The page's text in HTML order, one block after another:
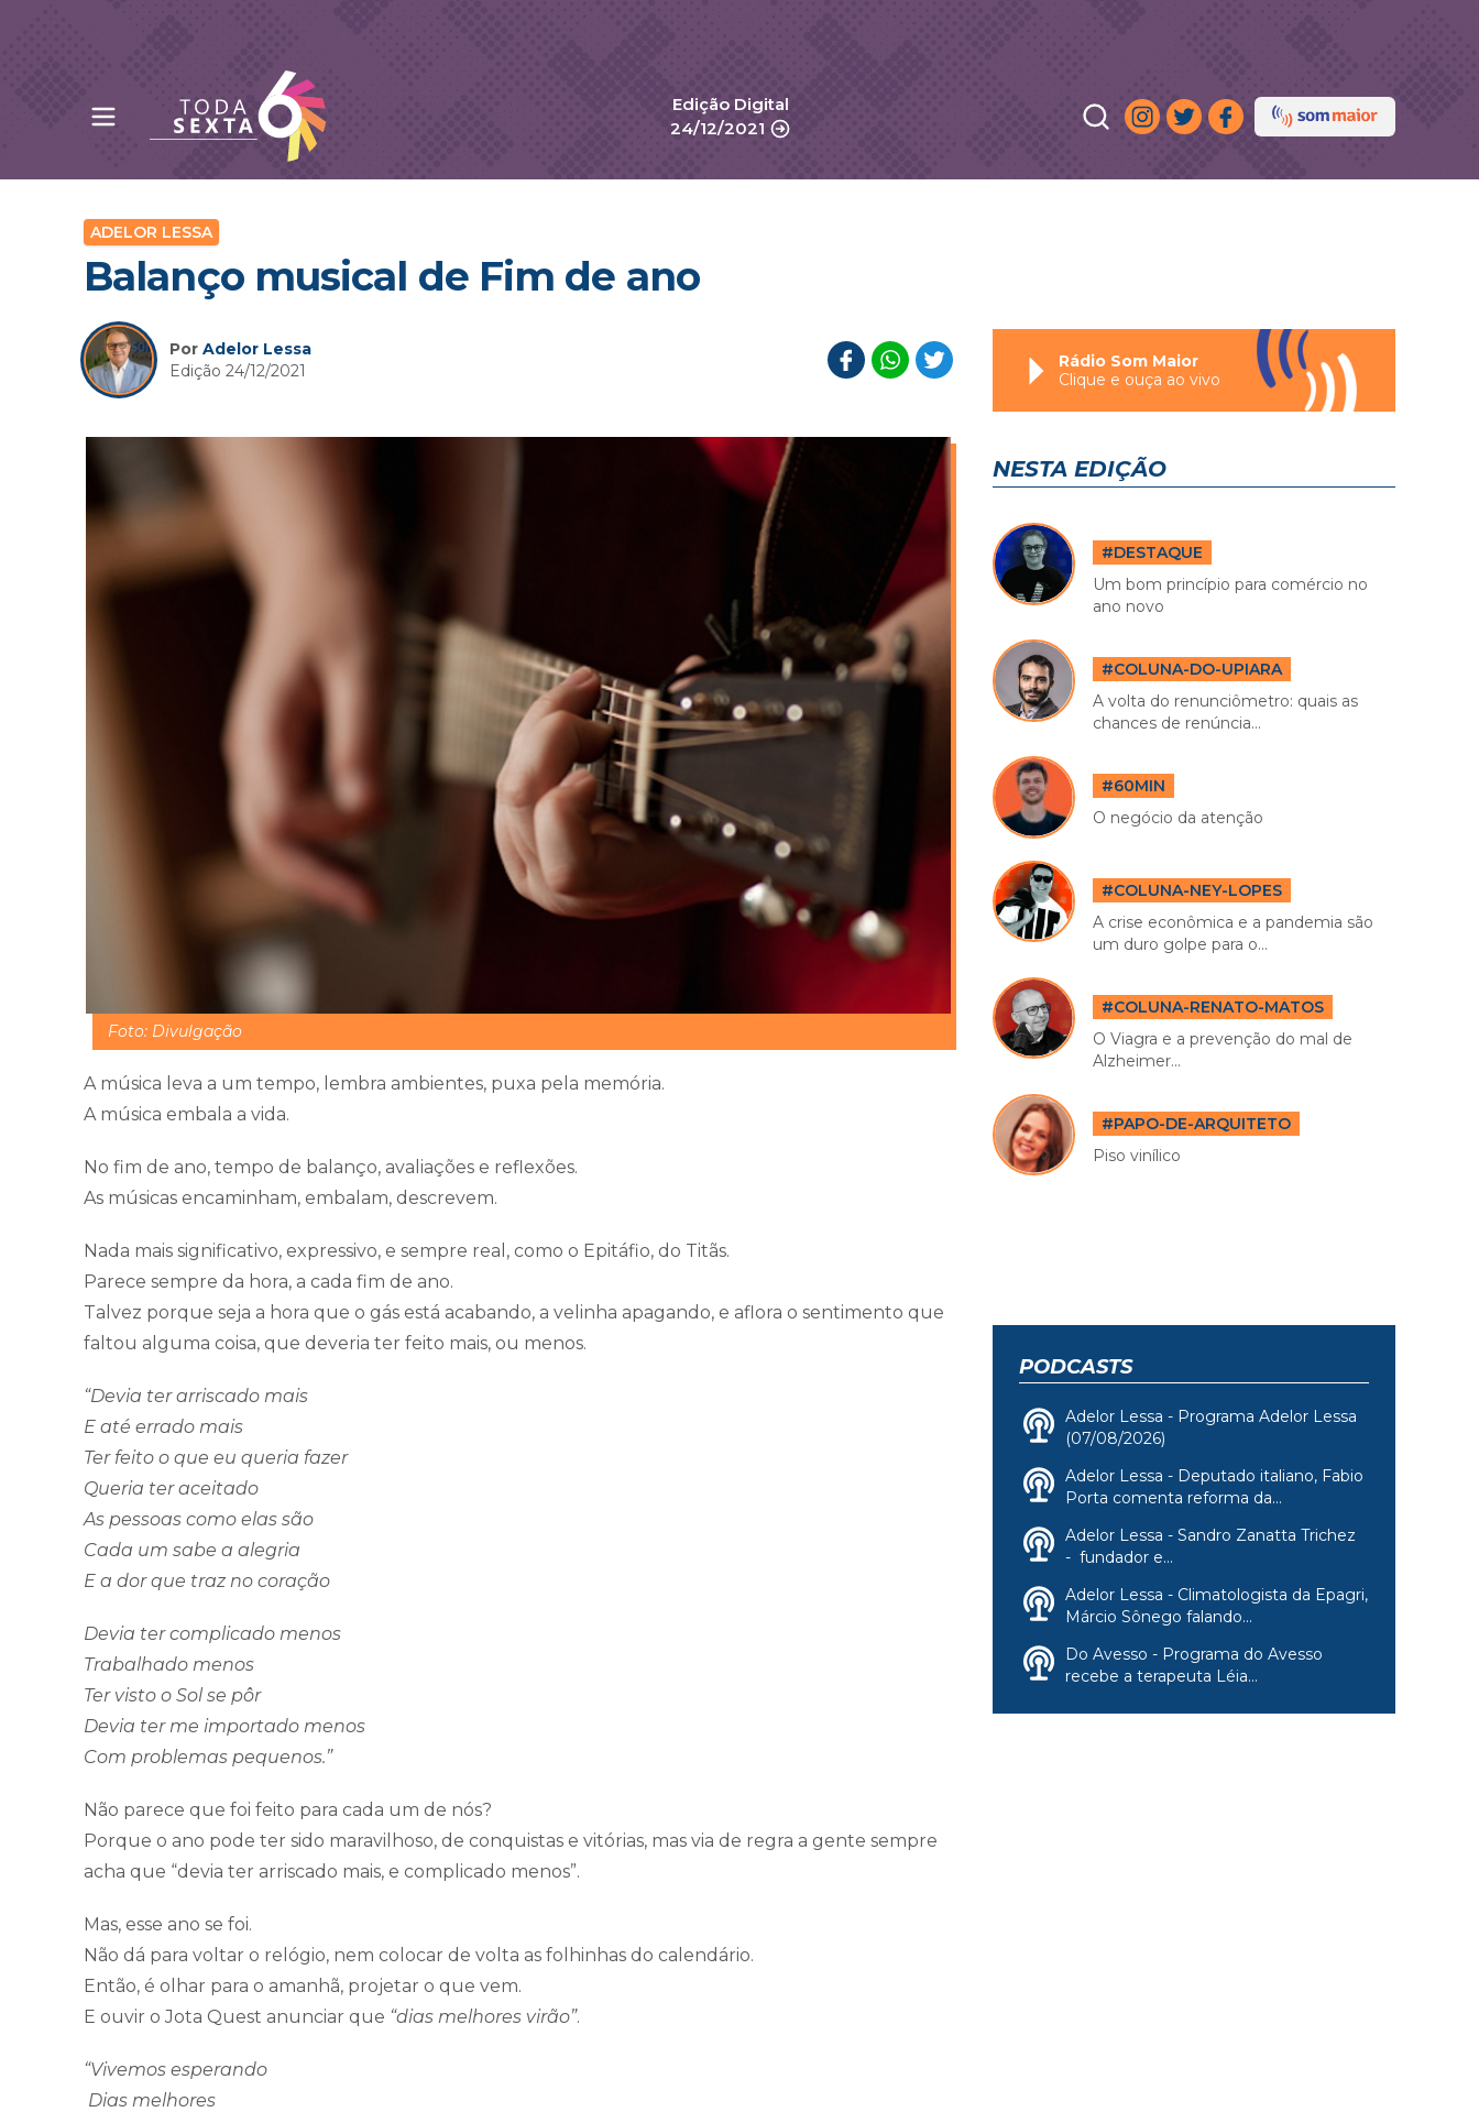
Edição Digital
24/12/2021
Abrir menu principal
ADELOR LESSA
Balanço musical de Fim de ano
Por Adelor Lessa
Edição 24/12/2021
Foto: Divulgação
A música leva a um tempo, lembra ambientes, puxa pela memória.
A música embala a vida.
No fim de ano, tempo de balanço, avaliações e reflexões.
As músicas encaminham, embalam, descrevem.
Nada mais significativo, expressivo, e sempre real, como o Epitáfio, do Titãs.
Parece sempre da hora, a cada fim de ano.
Talvez porque seja a hora que o gás está acabando, a velinha apagando, e aflora o sentimento que
faltou alguma coisa, que deveria ter feito mais, ou menos.
“Devia ter arriscado mais
E até errado mais
Ter feito o que eu queria fazer
Queria ter aceitado
As pessoas como elas são
Cada um sabe a alegria
E a dor que traz no coração
Devia ter complicado menos
Trabalhado menos
Ter visto o Sol se pôr
Devia ter me importado menos
Com problemas pequenos.”
Não parece que foi feito para cada um de nós?
Porque o ano pode ter sido maravilhoso, de conquistas e vitórias, mas via de regra a gente sempre
acha que “devia ter arriscado mais, e complicado menos”.
Mas, esse ano se foi.
Não dá para voltar o relógio, nem colocar de volta as folhinhas do calendário.
Então, é olhar para o amanhã, projetar o que vem.
E ouvir o Jota Quest anunciar que “dias melhores virão”.
“Vivemos esperando
Dias melhores
Rádio Som Maior
Clique e ouça ao vivo
NESTA EDIÇÃO
#DESTAQUE
Um bom princípio para comércio no
ano novo
#COLUNA-DO-UPIARA
A volta do renunciômetro: quais as
chances de renúncia...
#60MIN
O negócio da atenção
#COLUNA-NEY-LOPES
A crise econômica e a pandemia são
um duro golpe para o...
#COLUNA-RENATO-MATOS
O Viagra e a prevenção do mal de
Alzheimer...
#PAPO-DE-ARQUITETO
Piso vinílico
PODCASTS
Adelor Lessa - Programa Adelor Lessa
(07/08/2026)
Adelor Lessa - Deputado italiano, Fabio
Porta comenta reforma da...
Adelor Lessa - Sandro Zanatta Trichez
- fundador e...
Adelor Lessa - Climatologista da Epagri,
Márcio Sônego falando...
Do Avesso - Programa do Avesso
recebe a terapeuta Léia...